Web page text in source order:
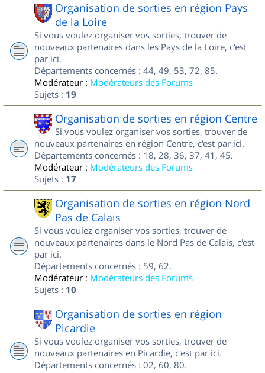
Organisation de sorties en région Pays
de la Loire
Si vous voulez organiser vos sorties, trouver de
nouveaux partenaires dans les Pays de la Loire, c'est
par ici.
Départements concernés : 44, 49, 53, 72, 85.
Modérateur : Modérateurs des Forums
Sujets : 19
Organisation de sorties en région Centre
Si vous voulez organiser vos sorties, trouver de
nouveaux partenaires en région Centre, c'est par ici.
Départements concernés : 18, 28, 36, 37, 41, 45.
Modérateur : Modérateurs des Forums
Sujets : 17
Organisation de sorties en région Nord
Pas de Calais
Si vous voulez organiser vos sorties, trouver de
nouveaux partenaires dans le Nord Pas de Calais, c'est
par ici.
Départements concernés : 59, 62.
Modérateur : Modérateurs des Forums
Sujets : 10
Organisation de sorties en région
Picardie
Si vous voulez organiser vos sorties, trouver de
nouveaux partenaires en Picardie, c'est par ici.
Départements concernés : 02, 60, 80.